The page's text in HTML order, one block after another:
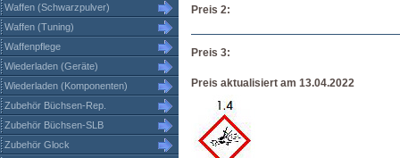
Waffen (Schwarzpulver)
Waffen (Tuning)
Waffenpflege
Wiederladen (Geräte)
Wiederladen (Komponenten)
Zubehör Büchsen-Rep.
Zubehör Büchsen-SLB
Zubehör Glock
Preis 2:
Preis 3:
Preis aktualisiert am 13.04.2022